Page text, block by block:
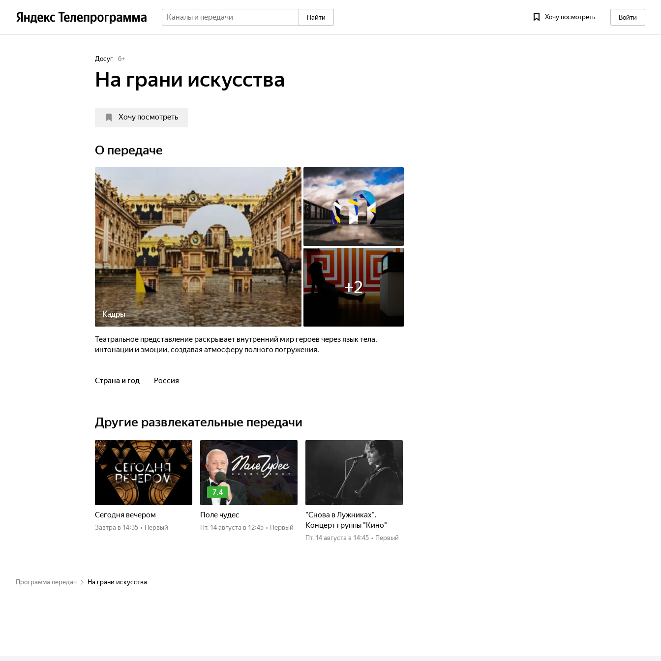
Найти Хочу посмотреть Войти
Досуг 6+
На грани искусства
Хочу посмотреть
О передаче
Кадры
+2
Театральное представление раскрывает внутренний мир героев через язык тела,
интонации и эмоции, создавая атмосферу полного погружения.
Страна и год Россия
Другие развлекательные передачи
Сегодня вечером
Завтра в 14:35 • Первый
7.4
Поле чудес
пт, 14 августа в 12:45 • Первый
"Снова в Лужниках".
Концерт группы "Кино"
пт, 14 августа в 14:45 • Первый
Программа передач На грани искусства